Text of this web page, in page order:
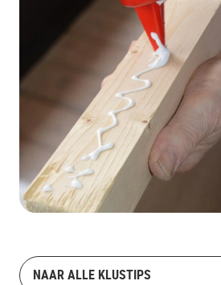
NAAR ALLE KLUSTIPS